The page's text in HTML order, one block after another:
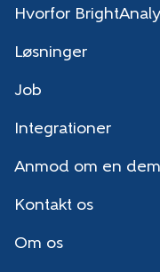
Hvorfor
Løsninger
Job
Integrationer
Anmod om en
Kontakt os
Om os